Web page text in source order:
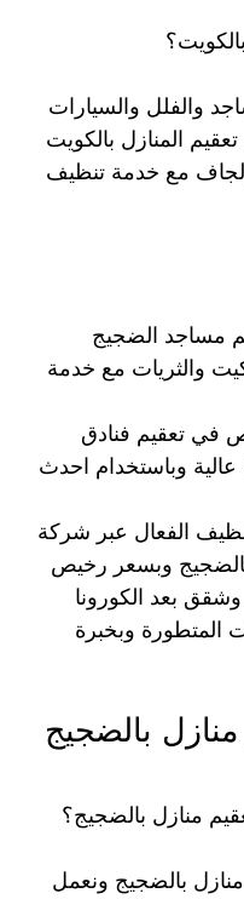
والفلل والسيارات
المنازل بالكويت
مع خدمة تنظيف
مساجد الضجيج
والثريات مع خدمة
في تعقيم فنادق
وباستخدام احدث
الفعال عبر شركة
وبسعر رخيص
بعد الكورونا
المتطورة وبخبرة
بالضجيج
منازل بالضجيج؟
بالضجيج ونعمل